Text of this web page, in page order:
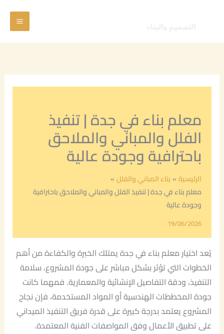
معلم بناء في جدة | تنفيذ
الفلل والمباني والملاحق
باحترافية وجودة عالية
الرئيسية
بناء المباني والفلل
معلم بناء في جدة | تنفيذ الفلل والمباني والملاحق باحترافية
وجودة عالية
19/06/2026
يُعد اختيار معلم بناء في جدة يمتلك الخبرة والكفاءة من أهم
الخطوات التي تؤثر بشكل مباشر على جودة المشروع، سلامة
التنفيذ، ودقة التفاصيل الإنشائية والمعمارية. فمهما كانت
جودة المخططات الهندسية أو المواد المستخدمة، فإن نجاح
المشروع يعتمد بدرجة كبيرة على قدرة فريق التنفيذ الميداني
على تطبيق الأعمال وفق المواصفات الفنية المعتمدة.